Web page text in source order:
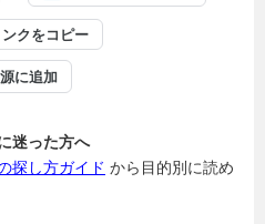
ンクをコピー
に追加
迷った方へ
探し方ガイド から目的別に読め